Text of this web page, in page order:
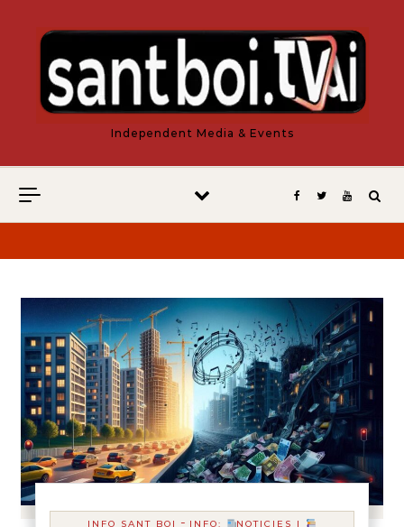
Independent Media & Events
INFO SANT BOI - INFO:
NOTICIES I